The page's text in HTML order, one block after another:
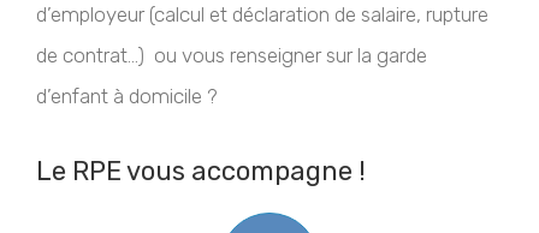
d’employeur (calcul et déclaration de salaire, rupture
de contrat…) ou vous renseigner sur la garde
d’enfant à domicile ?
Le RPE vous accompagne !